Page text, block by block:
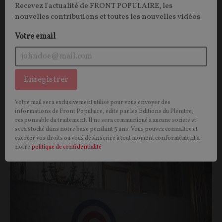
Vous aimerez aussi
OPINIONSPOLITIQUE
Recevez l'actualité de FRONT POPULAIRE, les
nouvelles contributions et toutes les nouvelles vidéos
Votre email
Enregistrer
Votre mail sera exclusivement utilisé pour vous envoyer des
informations de Front Populaire, édité par les Editions du Plénitre,
responsable du traitement. Il ne sera communiqué à aucune société et
sera stocké dans notre base pendant 3 ans. Vous pouvez connaître et
exercer vos droits ou vous désinscrire à tout moment conformément à
notre politique de confidentialité